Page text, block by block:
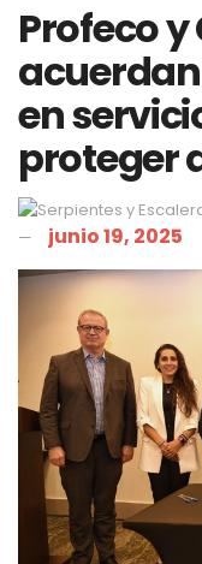
Profeco
en
proteger
junio 19, 2025